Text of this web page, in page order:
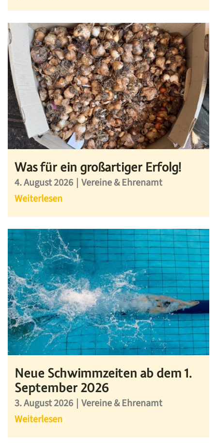
Was für ein großartiger Erfolg!
4. August 2026 | Vereine & Ehrenamt
Weiterlesen
Neue Schwimmzeiten ab dem 1.
September 2026
3. August 2026 | Vereine & Ehrenamt
Weiterlesen